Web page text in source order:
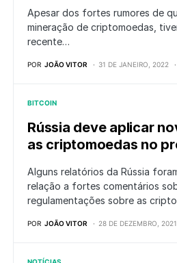
Apesar dos fortes rumores de
mineração de criptomoedas,
recente…
POR JOÃO VITOR 31 DE JANEIRO, 2022
BITCOIN
Rússia deve aplicar
as criptomoedas no
Alguns relatórios da Rússia
relação a fortes comentários
regulamentações sobre as
POR JOÃO VITOR 28 DE DEZEMBRO, 2021